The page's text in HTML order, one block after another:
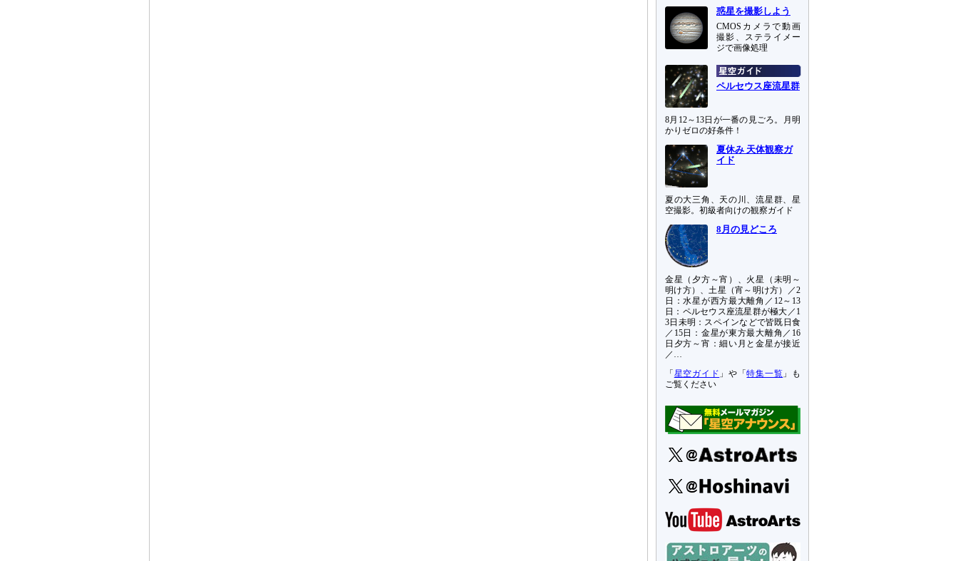
惑星を撮影しよう
CMOSカメラで動画
撮影、ステライメー
ジで画像処理
ペルセウス座流星群
8月12～13日が一番の見ごろ。月明
かりゼロの好条件！
夏休み 天体観察ガ
イド
夏の大三角、天の川、流星群、星
空撮影。初級者向けの観察ガイド
8月の見どころ
金星（夕方～宵）、火星（未明～
明け方）、土星（宵～明け方）／2
日：水星が西方最大離角／12～13
日：ペルセウス座流星群が極大／1
3日未明：スペインなどで皆既日食
／15日：金星が東方最大離角／16
日夕方～宵：細い月と金星が接近
／…
「 星空ガイド 」や「特集一覧 」も
ご覧ください